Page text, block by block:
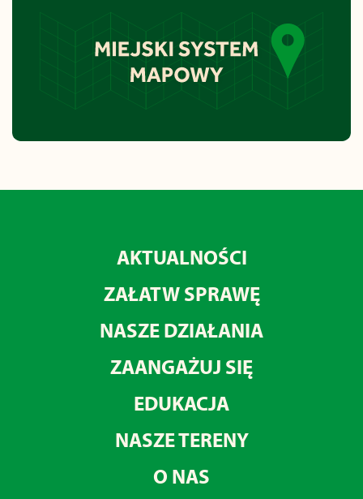
AKTUALNOŚCI
ZAŁATW SPRAWĘ
NASZE DZIAŁANIA
ZAANGAŻUJ SIĘ
EDUKACJA
NASZE TERENY
O NAS